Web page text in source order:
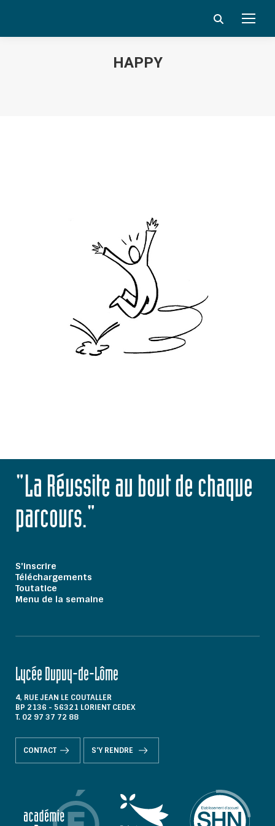
Search:
HAPPY
"La Réussite au bout de chaque
parcours."
S'inscrire
Téléchargements
Toutatice
Menu de la semaine
Lycée Dupuy-de-Lôme
4, RUE JEAN LE COUTALLER
BP 2136 - 56321 LORIENT CEDEX
T. 02 97 37 72 88
CONTACT S'Y RENDRE